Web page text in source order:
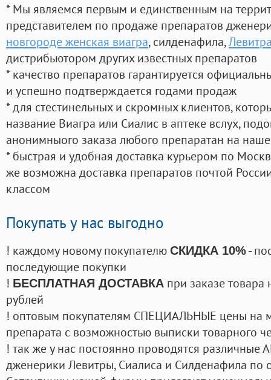
* Мы являемся первым и единственным на
представителем по продаже препаратов
новгороде женская виагра, силденафила,
дистрибьютором других известных препаратов
* качество препаратов гарантируется
и успешно подтверждается годами продаж
* для стестинельных и скромных клиентов,
название Виагра или Сиалис в аптеке вслух,
анонимныого заказа любого препаратан на
* быстрая и удобная доставка курьером по
же возможна доставка препаратов почтой
классом
Покупать у нас выгодно
! каждому новому покупателю СКИДКА 10%-
последующие покупки
! БЕСПЛАТНАЯ ДОСТАВКА при заказе
рублей
! оптовым покупателям СПЕЦИАЛЬНЫЕ цены на
препарата с возможностью выписки товарного
! так же у нас постоянно проводятся
дженерики Левитры, Сиалиса и Силденафила по